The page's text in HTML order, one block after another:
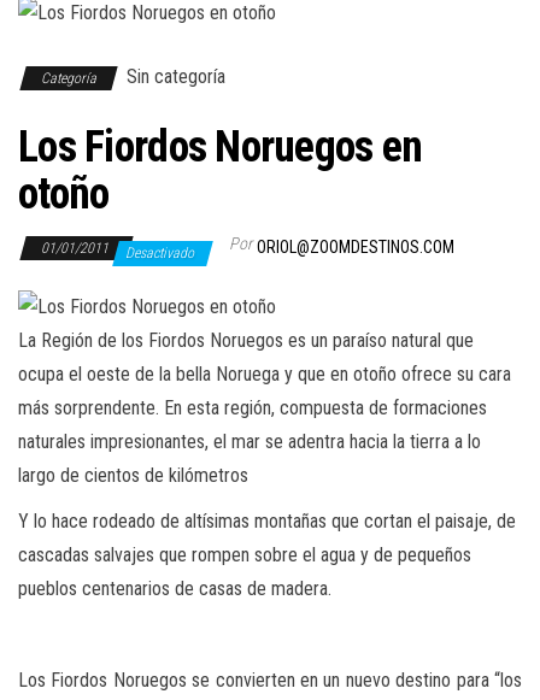
Categoría Sin categoría
Los Fiordos Noruegos en
otoño
01/01/2011 Desactivado Por ORIOL@ZOOMDESTINOS.COM
La Región de los Fiordos Noruegos es un paraíso natural que
ocupa el oeste de la bella Noruega y que en otoño ofrece su cara
más sorprendente. En esta región, compuesta de formaciones
naturales impresionantes, el mar se adentra hacia la tierra a lo
largo de cientos de kilómetros
Y lo hace rodeado de altísimas montañas que cortan el paisaje, de
cascadas salvajes que rompen sobre el agua y de pequeños
pueblos centenarios de casas de madera.
Los Fiordos Noruegos se convierten en un nuevo destino para “los